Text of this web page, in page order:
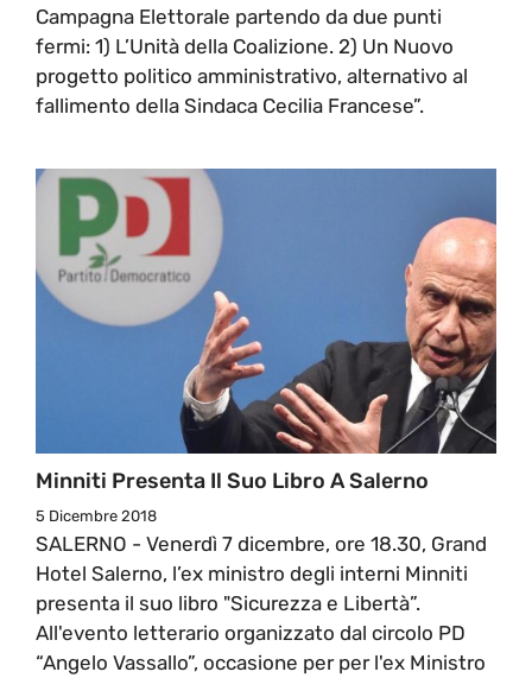
Campagna Elettorale partendo da due punti
fermi: 1) L’Unità della Coalizione. 2) Un Nuovo
progetto politico amministrativo, alternativo al
fallimento della Sindaca Cecilia Francese”.
Minniti Presenta Il Suo Libro A Salerno
5 Dicembre 2018
SALERNO - Venerdì 7 dicembre, ore 18.30, Grand
Hotel Salerno, l’ex ministro degli interni Minniti
presenta il suo libro "Sicurezza e Libertà”.
All'evento letterario organizzato dal circolo PD
“Angelo Vassallo”, occasione per per l'ex Ministro